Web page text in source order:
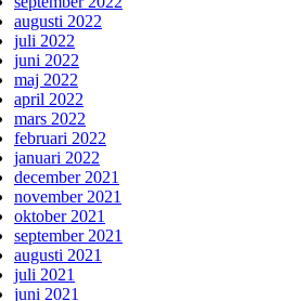
augusti 2022
juli 2022
juni 2022
maj 2022
april 2022
mars 2022
februari 2022
januari 2022
december 2021
november 2021
oktober 2021
september 2021
augusti 2021
juli 2021
juni 2021